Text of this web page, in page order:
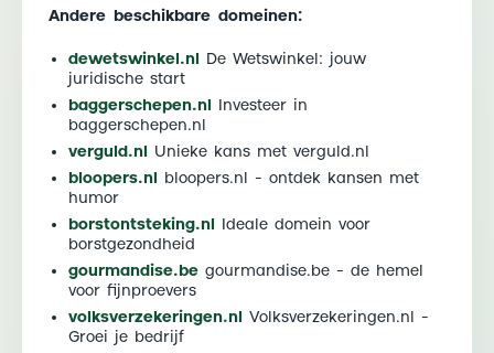
Andere beschikbare domeinen:
dewetswinkel.nl
De Wetswinkel: jouw
juridische start
baggerschepen.nl
Investeer in
baggerschepen.nl
verguld.nl
Unieke kans met verguld.nl
bloopers.nl
bloopers.nl - ontdek kansen met
humor
borstontsteking.nl
Ideale domein voor
borstgezondheid
gourmandise.be gourmandise.be - de hemel
voor fijnproevers
volksverzekeringen.nl
Volksverzekeringen.nl -
Groei je bedrijf